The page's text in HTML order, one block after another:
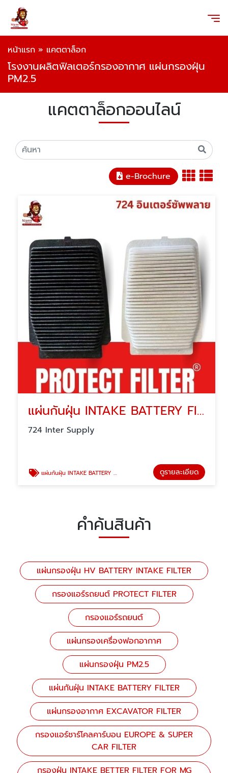
หน้าแรก » แคตตาล็อก
โรงงานผลิตฟิลเตอร์กรองอากาศ แผ่นกรองฝุ่น
PM2.5
แคตตาล็อกออนไลน์
e-Brochure
แผ่นกันฝุ่น INTAKE BATTERY FILTER
724 Inter Supply
แผ่นกันฝุ่น INTAKE BATTERY FILTER ดูรายละเอียด
คำค้นสินค้า
แผ่นกรองฝุ่น HV BATTERY INTAKE FILTER
กรองแอร์รถยนต์ PROTECT FILTER
กรองแอร์รถยนต์
แผ่นกรองเครื่องฟอกอากาศ
แผ่นกรองฝุ่น PM2.5
แผ่นกันฝุ่น INTAKE BATTERY FILTER
แผ่นกรองอากาศ EXCAVATOR FILTER
กรองแอร์ชาร์โคลคาร์บอน EUROPE & SUPER
CAR FILTER
กรองฝุ่น INTAKE BETTER FILTER FOR MG